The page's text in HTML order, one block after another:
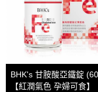
BHK's 甘胺酸亞鐵錠
【紅潤氣色 孕婦可食】